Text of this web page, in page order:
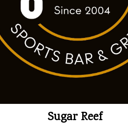
Sugar Reef